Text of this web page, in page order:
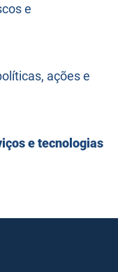
e
ações e
e tecnologias